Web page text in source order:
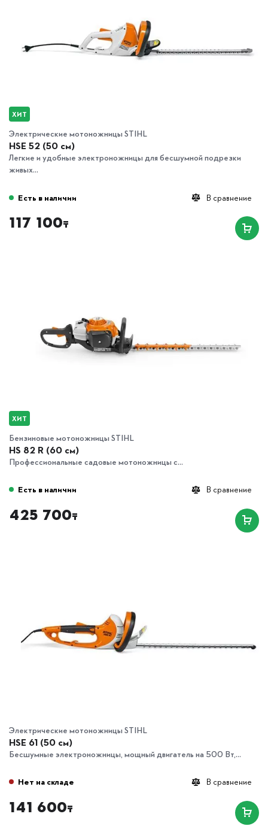
ХИТ
Электрические мотоножницы STIHL
HSE 52 (50 см)
Легкие и удобные электроножницы для бесшумной подрезки
живых...
В сравнение
Есть в наличии
117 100₸
ХИТ
Бензиновые мотоножницы STIHL
HS 82 R (60 см)
Профессиональные садовые мотоножницы с...
В сравнение
Есть в наличии
425 700₸
Электрические мотоножницы STIHL
HSE 61 (50 см)
Бесшумные электроножницы, мощный двигатель на 500 Вт,...
В сравнение
Нет на складе
141 600₸